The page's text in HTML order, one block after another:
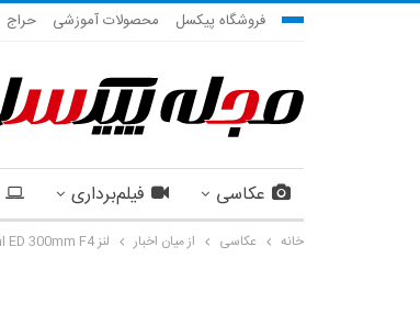
فروشگاه پیکسل محصولات آموزشی حراج
عکاسی فیلم‌برداری
خانه عکاسی از میان اخبار لنز M.Zuiko Digital ED 300mm F4 الیمپوس، شارپ‌ترین لنز در این رده